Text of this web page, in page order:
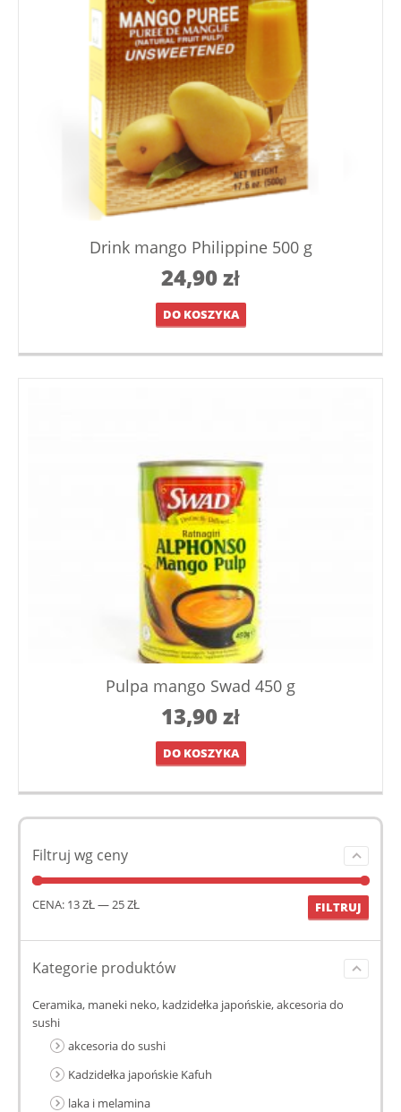
Drink mango Philippine 500 g
24,90zł
DO KOSZYKA
Pulpa mango Swad 450 g
13,90zł
DO KOSZYKA
Filtruj wg ceny
FILTRUJ
CENA: 13 ZŁ—25 ZŁ
Kategorie produktów
Ceramika, maneki neko, kadzidełka japońskie, akcesoria do
sushi
akcesoria do sushi
Kadzidełka japońskie Kafuh
laka i melamina